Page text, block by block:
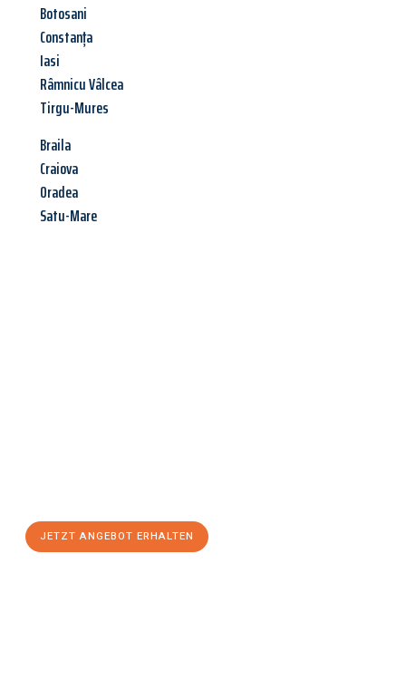
Botosani
Constanța
Iasi
Râmnicu Vâlcea
Tirgu-Mures
Braila
Craiova
Oradea
Satu-Mare
JETZT ANGEBOT ERHALTEN